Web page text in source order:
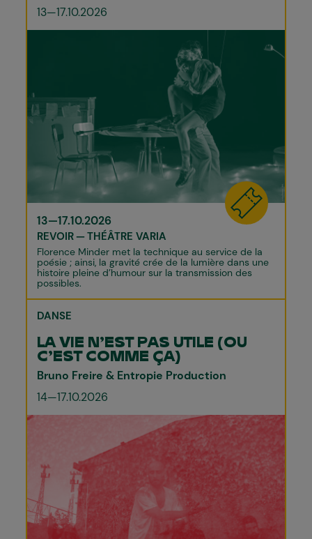
13—17.10.2026
13—17.10.2026
REVOIR THÉÂTRE VARIA
Florence Minder met la technique au service de la
poésie ; ainsi, la gravité crée de la lumière dans une
histoire pleine d’humour sur la transmission des
possibles.
DANSE
LA VIE N’EST PAS UTILE (OU
C’EST COMME ÇA)
Bruno Freire & Entropie Production
14—17.10.2026